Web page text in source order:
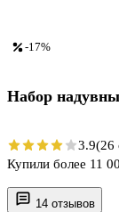
14 отзывов
-17%
Набор
3.9(26
Купили более 11